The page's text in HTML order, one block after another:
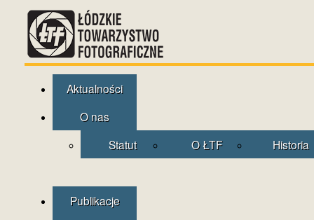
Aktualności
O nas
Statut
O ŁTF Historia
Publikacje